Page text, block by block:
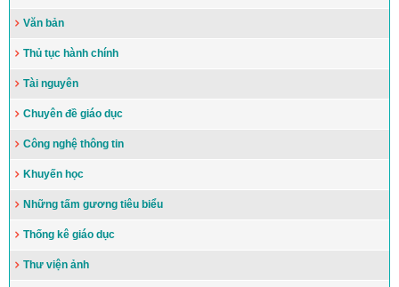
Văn bản
Thủ tục hành chính
Tài nguyên
Chuyên đề giáo dục
Công nghệ thông tin
Khuyến học
Những tấm gương tiêu biểu
Thống kê giáo dục
Thư viện ảnh